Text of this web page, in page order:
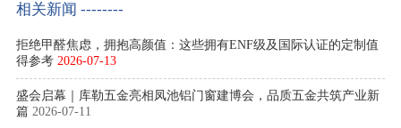
相关新闻 --------
拒绝甲醛焦虑，拥抱高颜值：这些拥有ENF级及国际认证的定制值
得参考 2026-07-13
盛会启幕｜库勒五金亮相凤池铝门窗建博会，品质五金共筑产业新
篇 2026-07-11